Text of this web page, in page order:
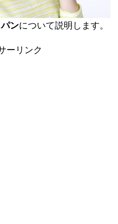
ンについて説明します。
ーリンク